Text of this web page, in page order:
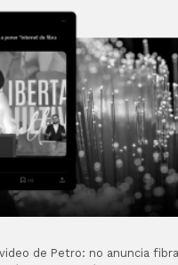
de Petro: no anuncia